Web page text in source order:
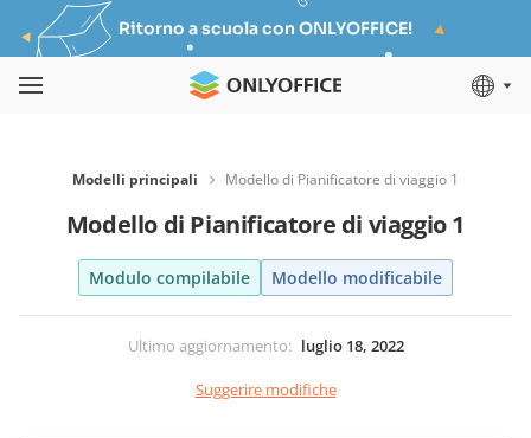
Ritorno a scuola con ONLYOFFICE!
Modelli principali Modello di Pianificatore di viaggio 1
Modello di Pianificatore di viaggio 1
Modulo compilabile Modello modificabile
Ultimo aggiornamento: luglio 18, 2022
Suggerire modifiche